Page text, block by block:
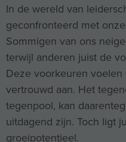
In de wereld van
geconfronteerd met
Sommigen van ons
terwijl anderen juist de
Deze voorkeuren
vertrouwd aan. Het
tegenpool, kan
uitdagend zijn. Toch ligt
groeipotentieel.